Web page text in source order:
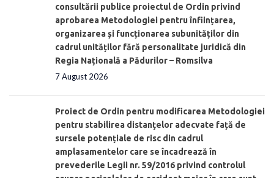
consultării publice proiectul de Ordin privind
aprobarea Metodologiei pentru înființarea,
organizarea și funcționarea subunităților din
cadrul unităților fără personalitate juridică din
Regia Națională a Pădurilor – Romsilva
7 August 2026
Proiect de Ordin pentru modificarea Metodologiei
pentru stabilirea distanţelor adecvate față de
sursele potențiale de risc din cadrul
amplasamentelor care se încadrează în
prevederile Legii nr. 59/2016 privind controlul